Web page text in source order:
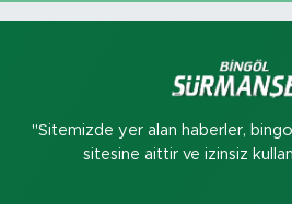
"Sitemizde yer alan haberler,
sitesine aittir ve izinsiz